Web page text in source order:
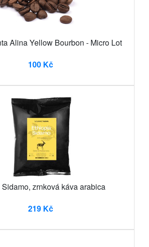
Alina Yellow Bourbon - Micro Lot
100 Kč
zrnková káva arabica
219 Kč